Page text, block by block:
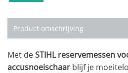
Product omschrijving
Met deSTIHL reservemessen
accusnoeischaar blijf je